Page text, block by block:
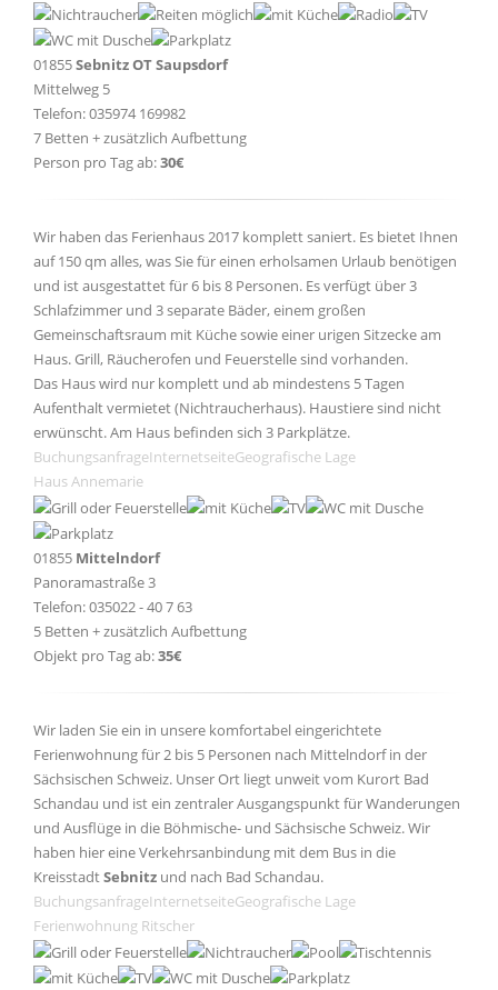
01855Sebnitz OT Saupsdorf
Mittelweg 5
Telefon: 035974 169982
7 Betten + zusätzlich Aufbettung
Person pro Tag ab:30€
Wir haben das Ferienhaus 2017 komplett saniert. Es bietet Ihnen
auf 150 qm alles, was Sie für einen erholsamen Urlaub benötigen
und ist ausgestattet für 6 bis 8 Personen. Es verfügt über 3
Schlafzimmer und 3 separate Bäder, einem großen
Gemeinschaftsraum mit Küche sowie einer urigen Sitzecke am
Haus. Grill, Räucherofen und Feuerstelle sind vorhanden.
Das Haus wird nur komplett und ab mindestens 5 Tagen
Aufenthalt vermietet (Nichtraucherhaus). Haustiere sind nicht
erwünscht. Am Haus befinden sich 3 Parkplätze.
BuchungsanfrageInternetseiteGeografische Lage
Haus Annemarie
01855 Mittelndorf
Panoramastraße 3
Telefon: 035022 - 40 7 63
5 Betten + zusätzlich Aufbettung
Objekt pro Tag ab:35€
Wir laden Sie ein in unsere komfortabel eingerichtete
Ferienwohnung für 2 bis 5 Personen nach Mittelndorf in der
Sächsischen Schweiz. Unser Ort liegt unweit vom Kurort Bad
Schandau und ist ein zentraler Ausgangspunkt für Wanderungen
und Ausflüge in die Böhmische- und Sächsische Schweiz. Wir
haben hier eine Verkehrsanbindung mit dem Bus in die
KreisstadtSebnitz und nach Bad Schandau.
BuchungsanfrageInternetseiteGeografische Lage
Ferienwohnung Ritscher